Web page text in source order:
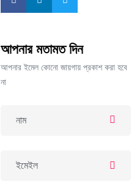
আপনার মতামত দিন
আপনার ইমেল কোনো জায়গায় প্রকাশ করা হবে
না